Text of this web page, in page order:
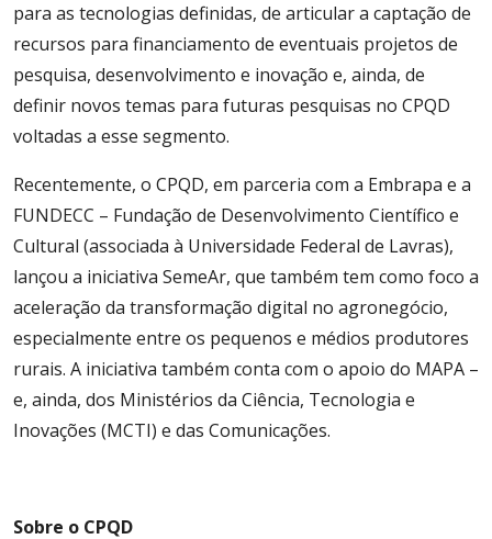
para as tecnologias definidas, de articular a captação de
recursos para financiamento de eventuais projetos de
pesquisa, desenvolvimento e inovação e, ainda, de
definir novos temas para futuras pesquisas no CPQD
voltadas a esse segmento.
Recentemente, o CPQD, em parceria com a Embrapa e a
FUNDECC – Fundação de Desenvolvimento Científico e
Cultural (associada à Universidade Federal de Lavras),
lançou a iniciativa SemeAr, que também tem como foco a
aceleração da transformação digital no agronegócio,
especialmente entre os pequenos e médios produtores
rurais. A iniciativa também conta com o apoio do MAPA –
e, ainda, dos Ministérios da Ciência, Tecnologia e
Inovações (MCTI) e das Comunicações.
Sobre o CPQD